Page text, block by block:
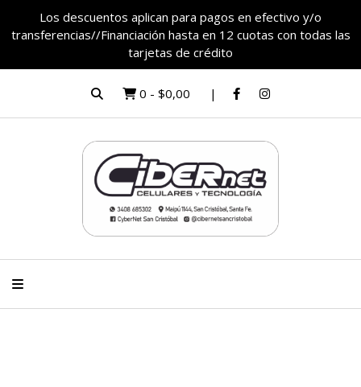
Los descuentos aplican para pagos en efectivo y/o
transferencias//Financiación hasta en 12 cuotas con todas las
tarjetas de crédito
0 - $0,00